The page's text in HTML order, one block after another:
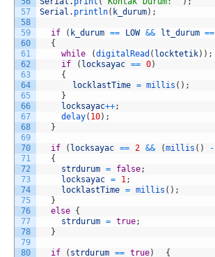
57
58
59
60
61
62
63
64
65
66
67
68
69
70
71
72
73
74
75
76
77
78
79
80
Serial . println( k_durum) ;
if ( k_durum == LOW && lt_durum ==
{
while
(digitalRead ( locktetik) ) ;
if
( locksayac == 0)
{
locklastTime = millis ( ) ;
}
locksayac++;
delay( 10) ;
}
if ( locksayac == 2 && (millis ( ) -
{
strdurum = false;
locksayac = 1 ;
locklastTime = millis ( ) ;
}
else {
strdurum = true;
}
if ( strdurum == true)
{